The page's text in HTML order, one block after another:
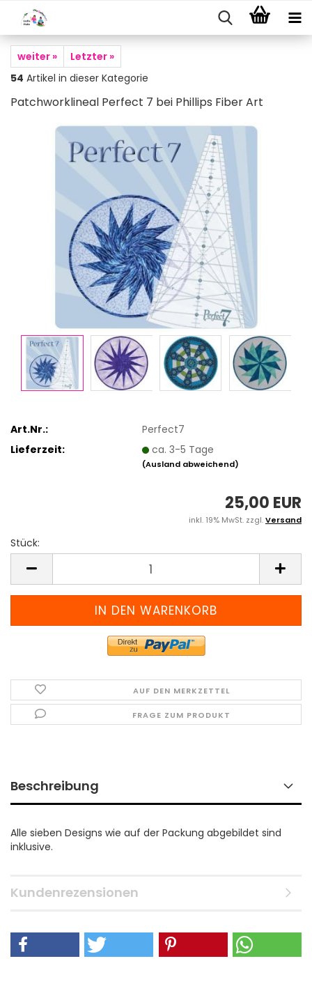
weiter »
Letzter »
54 Artikel in dieser Kategorie
Patchworklineal Perfect 7 bei Phillips Fiber Art
Art.Nr.:
Perfect7
Lieferzeit:
ca. 3-5 Tage
(Ausland abweichend)
25,00 EUR
inkl. 19% MwSt. zzgl.Versand
Stück:
AUF DEN MERKZETTEL
FRAGE ZUM PRODUKT
Beschreibung
Alle sieben Designs wie auf der Packung abgebildet sind
inklusive.
Kundenrezensionen